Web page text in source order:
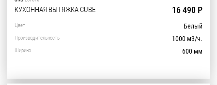
Пермь
Волгоград
КУХОННАЯ ВЫТЯЖКА CUBE 16 490 Р
Цвет Белый
Производительность 1000 м3/ч.
Ширина 600 мм